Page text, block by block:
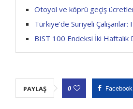
Otoyol ve köprü geçiş
Türkiye’de Suriyeli
BIST 100 Endeksi İki
PAYLAŞ 0 Facebook